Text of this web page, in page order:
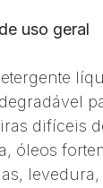
uso geral
difíceis
óleos
levedura,